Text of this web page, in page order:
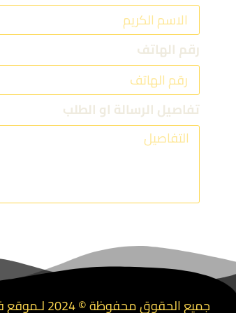
رقم الهاتف
تفاصيل الرسالة او الطلب
جميع الحقوق محفوظة © 2024 لـموقع فضيلة الشيخ صالح الأسمري